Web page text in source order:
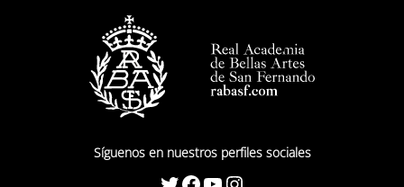
Síguenos en nuestros perfiles sociales